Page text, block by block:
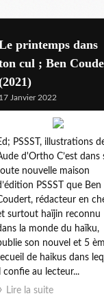
printemps dans
cul ; Ben
17 Janvier 2022
PSSST, illustrations
d'Ortho C’est dans
nouvelle maison
PSSST que Ben
rédacteur en
surtout haïjin reconnu
la monde du haïku,
son nouvel et 5
de haikus dans
confie au lecteur...
Lire la suite